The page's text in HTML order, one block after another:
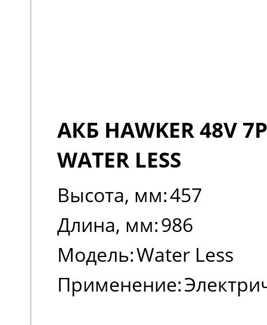
АКБ HAWKER 48V
WATER LESS
Высота, мм:457
Длина, мм:986
Модель:Water Less
Применение: